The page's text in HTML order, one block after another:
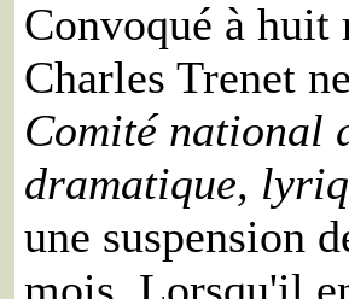
Convoqué à huit
Charles Trenet
Comité national
dramatique,
une suspension